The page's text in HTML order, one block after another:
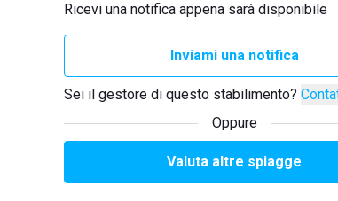
Ricevi una notifica appena sarà disponibile
Inviami una notifica
Sei il gestore di questo stabilimento?
Oppure
Valuta altre spiagge